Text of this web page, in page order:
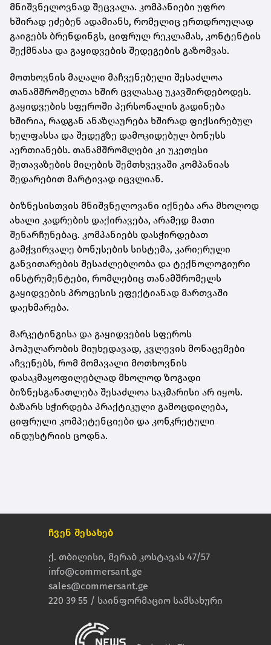
მნიშვნელოვნად შეცვალა. კომპანიები უფრო
ხშირად ეძებენ ადამიანს, რომელიც ერთდროულად
გაიგებს ბრენდინგს, ციფრულ რეკლამას, კონტენტის
შექმნასა და გაყიდვების შედეგების გაზომვას.
მოთხოვნის მაღალი მაჩვენებელი შესაძლოა
თანამშრომელთა ხშირ ცვლასაც უკავშირდებოდეს.
გაყიდვების სფეროში პერსონალის გადინება
ხშირია, რადგან ანაზღაურება ხშირად ფიქსირებულ
ხელფასსა და შედეგზე დამოკიდებულ ბონუსს
აერთიანებს. თანამშრომლები კი უკეთესი
შეთავაზების მიღების შემთხვევაში კომპანიას
შედარებით მარტივად იცვლიან.
ბიზნესისთვის მნიშვნელოვანი იქნება არა მხოლოდ
ახალი კადრების დაქირავება, არამედ მათი
შენარჩუნებაც. კომპანიებს დასჭირდებათ
გამჭვირვალე ბონუსების სისტემა, კარიერული
განვითარების შესაძლებლობა და ტექნოლოგიური
ინსტრუმენტები, რომლებიც თანამშრომელს
გაყიდვების პროცესის ეფექტიანად მართვაში
დაეხმარება.
მარკეტინგისა და გაყიდვების სფეროს
პოპულარობის მიუხედავად, კვლევის მონაცემები
აჩვენებს, რომ მომავალი მოთხოვნის
დასაკმაყოფილებლად მხოლოდ ზოგადი
ბიზნესგანათლება შესაძლოა საკმარისი არ იყოს.
ბაზარს სჭირდება პრაქტიკული გამოცდილება,
ციფრული კომპეტენციები და კონკრეტული
ინდუსტრიის ცოდნა.
ჩვენ შესახებ
ქ. თბილისი, მერაბ კოსტავას 47/57
info@commersant.ge
sales@commersant.ge
220 39 55 / საინფორმაციო სამსახური